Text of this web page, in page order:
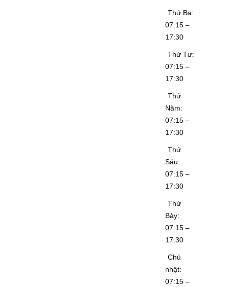
Thứ Ba:
07:15 –
17:30
Thứ Tư:
07:15 –
17:30
Thứ
Năm:
07:15 –
17:30
Thứ
Sáu:
07:15 –
17:30
Thứ
Bảy:
07:15 –
17:30
Chủ
nhật:
07:15 –